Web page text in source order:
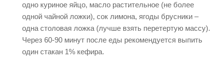
одно куриное яйцо, масло растительное (не более
одной чайной ложки), сок лимона, ягоды брусники –
одна столовая ложка (лучше взять перетертую массу).
Через 60-90 минут после еды рекомендуется выпить
один стакан 1% кефира.